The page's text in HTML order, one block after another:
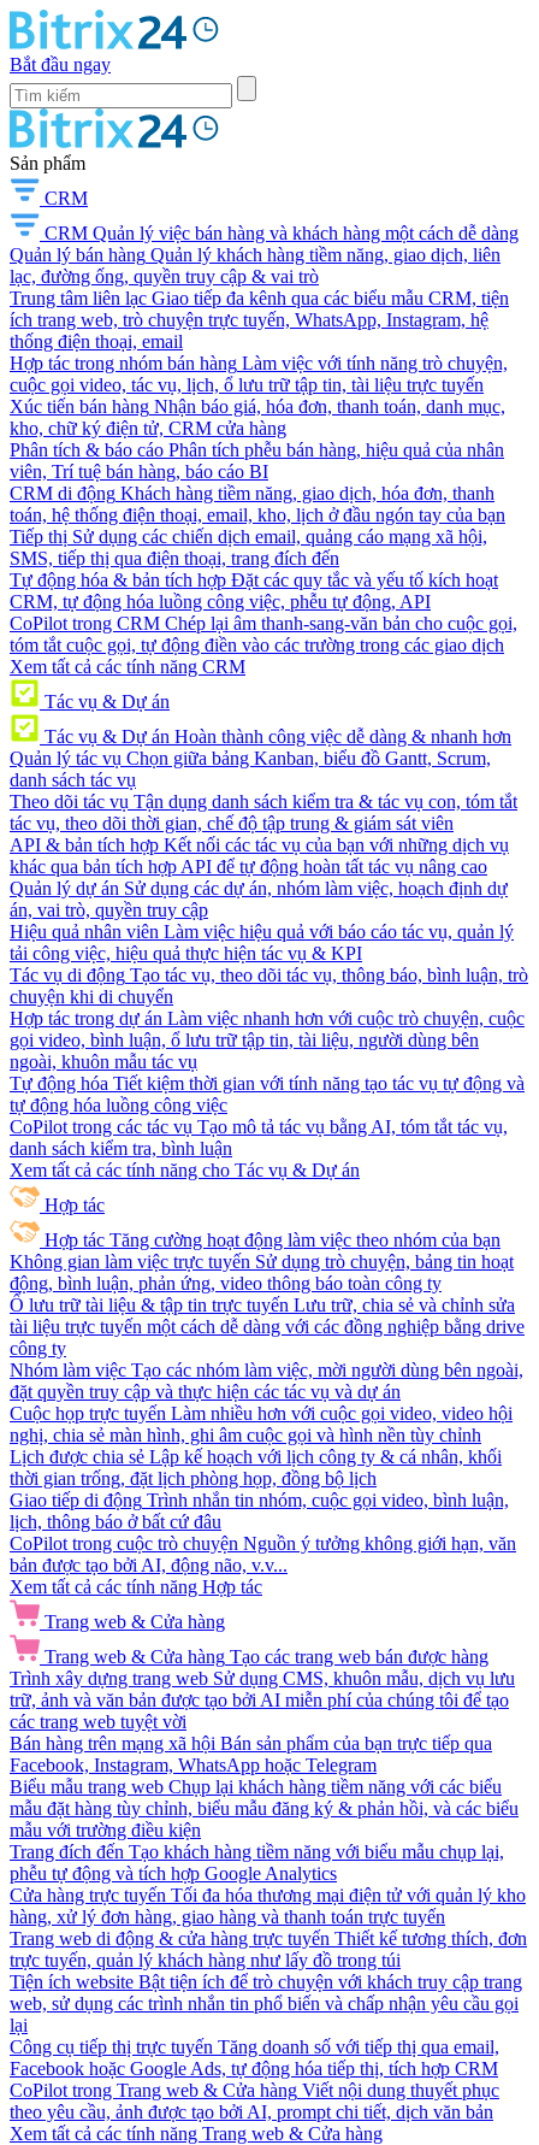
Bắt đầu ngay
Sản phẩm
CRM
CRM Quản lý việc bán hàng và khách hàng một cách dễ dàng
Quản lý bán hàng Quản lý khách hàng tiềm năng, giao dịch, liên
lạc, đường ống, quyền truy cập & vai trò
Trung tâm liên lạc Giao tiếp đa kênh qua các biểu mẫu CRM, tiện
ích trang web, trò chuyện trực tuyến, WhatsApp, Instagram, hệ
thống điện thoại, email
Hợp tác trong nhóm bán hàng Làm việc với tính năng trò chuyện,
cuộc gọi video, tác vụ, lịch, ổ lưu trữ tập tin, tài liệu trực tuyến
Xúc tiến bán hàng Nhận báo giá, hóa đơn, thanh toán, danh mục,
kho, chữ ký điện tử, CRM cửa hàng
Phân tích & báo cáo Phân tích phễu bán hàng, hiệu quả của nhân
viên, Trí tuệ bán hàng, báo cáo BI
CRM di động Khách hàng tiềm năng, giao dịch, hóa đơn, thanh
toán, hệ thống điện thoại, email, kho, lịch ở đầu ngón tay của bạn
Tiếp thị Sử dụng các chiến dịch email, quảng cáo mạng xã hội,
SMS, tiếp thị qua điện thoại, trang đích đến
Tự động hóa & bản tích hợp Đặt các quy tắc và yếu tố kích hoạt
CRM, tự động hóa luồng công việc, phễu tự động, API
CoPilot trong CRM Chép lại âm thanh-sang-văn bản cho cuộc gọi,
tóm tắt cuộc gọi, tự động điền vào các trường trong các giao dịch
Xem tất cả các tính năng CRM
Tác vụ & Dự án
Tác vụ & Dự án Hoàn thành công việc dễ dàng & nhanh hơn
Quản lý tác vụ Chọn giữa bảng Kanban, biểu đồ Gantt, Scrum,
danh sách tác vụ
Theo dõi tác vụ Tận dụng danh sách kiểm tra & tác vụ con, tóm tắt
tác vụ, theo dõi thời gian, chế độ tập trung & giám sát viên
API & bản tích hợp Kết nối các tác vụ của bạn với những dịch vụ
khác qua bản tích hợp API để tự động hoàn tất tác vụ nâng cao
Quản lý dự án Sử dụng các dự án, nhóm làm việc, hoạch định dự
án, vai trò, quyền truy cập
Hiệu quả nhân viên Làm việc hiệu quả với báo cáo tác vụ, quản lý
tải công việc, hiệu quả thực hiện tác vụ & KPI
Tác vụ di động Tạo tác vụ, theo dõi tác vụ, thông báo, bình luận, trò
chuyện khi di chuyển
Hợp tác trong dự án Làm việc nhanh hơn với cuộc trò chuyện, cuộc
gọi video, bình luận, ổ lưu trữ tập tin, tài liệu, người dùng bên
ngoài, khuôn mẫu tác vụ
Tự động hóa Tiết kiệm thời gian với tính năng tạo tác vụ tự động và
tự động hóa luồng công việc
CoPilot trong các tác vụ Tạo mô tả tác vụ bằng AI, tóm tắt tác vụ,
danh sách kiểm tra, bình luận
Xem tất cả các tính năng cho Tác vụ & Dự án
Hợp tác
Hợp tác Tăng cường hoạt động làm việc theo nhóm của bạn
Không gian làm việc trực tuyến Sử dụng trò chuyện, bảng tin hoạt
động, bình luận, phản ứng, video thông báo toàn công ty
Ổ lưu trữ tài liệu & tập tin trực tuyến Lưu trữ, chia sẻ và chỉnh sửa
tài liệu trực tuyến một cách dễ dàng với các đồng nghiệp bằng drive
công ty
Nhóm làm việc Tạo các nhóm làm việc, mời người dùng bên ngoài,
đặt quyền truy cập và thực hiện các tác vụ và dự án
Cuộc họp trực tuyến Làm nhiều hơn với cuộc gọi video, video hội
nghị, chia sẻ màn hình, ghi âm cuộc gọi và hình nền tùy chỉnh
Lịch được chia sẻ Lập kế hoạch với lịch công ty & cá nhân, khối
thời gian trống, đặt lịch phòng họp, đồng bộ lịch
Giao tiếp di động Trình nhắn tin nhóm, cuộc gọi video, bình luận,
lịch, thông báo ở bất cứ đâu
CoPilot trong cuộc trò chuyện Nguồn ý tưởng không giới hạn, văn
bản được tạo bởi AI, động não, v.v...
Xem tất cả các tính năng Hợp tác
Trang web & Cửa hàng
Trang web & Cửa hàng Tạo các trang web bán được hàng
Trình xây dựng trang web Sử dụng CMS, khuôn mẫu, dịch vụ lưu
trữ, ảnh và văn bản được tạo bởi AI miễn phí của chúng tôi để tạo
các trang web tuyệt vời
Bán hàng trên mạng xã hội Bán sản phẩm của bạn trực tiếp qua
Facebook, Instagram, WhatsApp hoặc Telegram
Biểu mẫu trang web Chụp lại khách hàng tiềm năng với các biểu
mẫu đặt hàng tùy chỉnh, biểu mẫu đăng ký & phản hồi, và các biểu
mẫu với trường điều kiện
Trang đích đến Tạo khách hàng tiềm năng với biểu mẫu chụp lại,
phễu tự động và tích hợp Google Analytics
Cửa hàng trực tuyến Tối đa hóa thương mại điện tử với quản lý kho
hàng, xử lý đơn hàng, giao hàng và thanh toán trực tuyến
Trang web di động & cửa hàng trực tuyến Thiết kế tương thích, đơn
trực tuyến, quản lý khách hàng như lấy đồ trong túi
Tiện ích website Bật tiện ích để trò chuyện với khách truy cập trang
web, sử dụng các trình nhắn tin phổ biến và chấp nhận yêu cầu gọi
lại
Công cụ tiếp thị trực tuyến Tăng doanh số với tiếp thị qua email,
Facebook hoặc Google Ads, tự động hóa tiếp thị, tích hợp CRM
CoPilot trong Trang web & Cửa hàng Viết nội dung thuyết phục
theo yêu cầu, ảnh được tạo bởi AI, prompt chi tiết, dịch văn bản
Xem tất cả các tính năng Trang web & Cửa hàng